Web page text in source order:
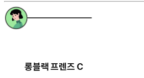
롱블랙 프렌즈 C